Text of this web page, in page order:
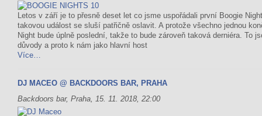
Letos v září je to přesně deset let co jsme uspořádali první Boogie
takovou událost se sluší patřičně oslavit. A protože všechno jednou
Night bude úplně poslední, takže to bude zároveň taková derniéra. To
důvody a proto k nám jako hlavní host
Více…
DJ MACEO @ BACKDOORS BAR, PRAHA
Backdoors bar, Praha, 15. 11. 2018, 22:00